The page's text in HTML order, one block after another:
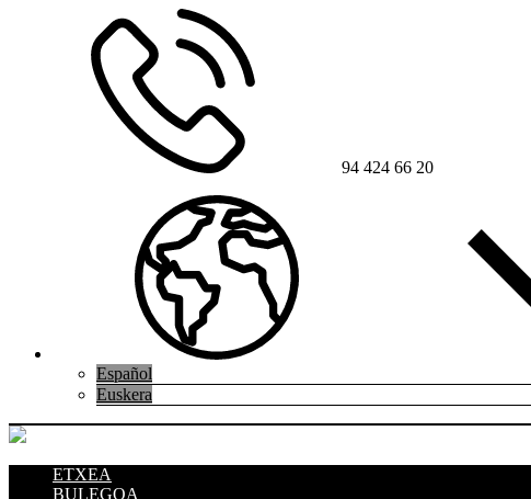
94 424 66 20
Español
Euskera
ETXEA
BULEGOA